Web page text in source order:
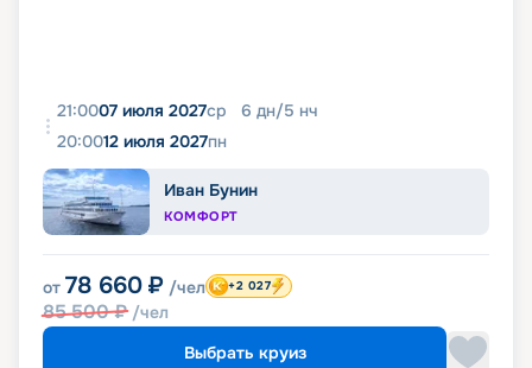
21:0007 июля 2027ср 6 дн/5 нч
20:0012 июля 2027пн
Иван Бунин
КОМФОРТ
от 78 660 ₽ /чел
85 500₽ /чел
+2 027
Выбрать круиз